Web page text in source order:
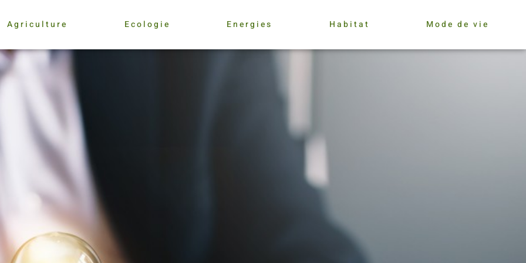
Agriculture Ecologie Energies Habitat Mode de vie